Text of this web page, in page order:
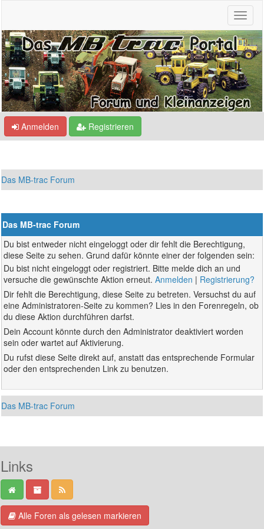
Anmelden Registrieren
Das MB-trac Forum
Das MB-trac Forum
Du bist entweder nicht eingeloggt oder dir fehlt die Berechtigung,
diese Seite zu sehen. Grund dafür könnte einer der folgenden sein:
Du bist nicht eingeloggt oder registriert. Bitte melde dich an und
versuche die gewünschte Aktion erneut.Anmelden | Registrierung?
Dir fehlt die Berechtigung, diese Seite zu betreten. Versuchst du auf
eine Administratoren-Seite zu kommen? Lies in den Forenregeln, ob
du diese Aktion durchführen darfst.
Dein Account könnte durch den Administrator deaktiviert worden
sein oder wartet auf Aktivierung.
Du rufst diese Seite direkt auf, anstatt das entsprechende Formular
oder den entsprechenden Link zu benutzen.
Das MB-trac Forum
Links
Alle Foren als gelesen markieren